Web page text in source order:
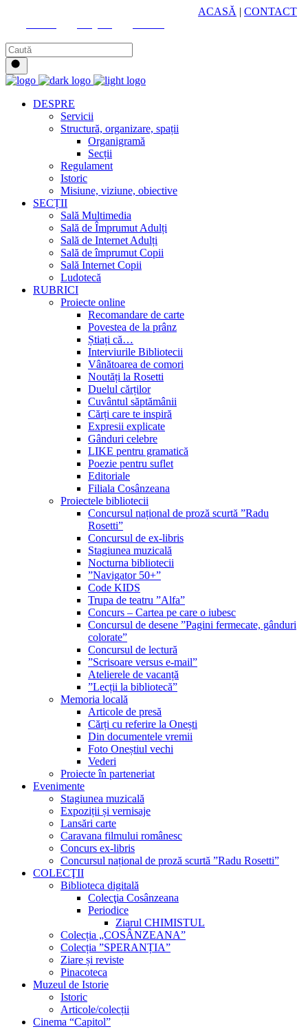
ACASĂ | CONTACT
DESPRE
Servicii
Structură, organizare, spații
Organigramă
Secții
Regulament
Istoric
Misiune, viziune, obiective
SECȚII
Sală Multimedia
Sală de Împrumut Adulți
Sală de Internet Adulți
Sală de împrumut Copii
Sală Internet Copii
Ludotecă
RUBRICI
Proiecte online
Recomandare de carte
Povestea de la prânz
Știați că…
Interviurile Bibliotecii
Vânătoarea de comori
Noutăți la Rosetti
Duelul cărților
Cuvântul săptămânii
Cărți care te inspiră
Expresii explicate
Gânduri celebre
LIKE pentru gramatică
Poezie pentru suflet
Editoriale
Filiala Cosânzeana
Proiectele bibliotecii
Concursul național de proză scurtă ”Radu
Rosetti”
Concursul de ex-libris
Stagiunea muzicală
Nocturna bibliotecii
”Navigator 50+”
Code KIDS
Trupa de teatru ”Alfa”
Concurs – Cartea pe care o iubesc
Concursul de desene ”Pagini fermecate, gânduri
colorate”
Concursul de lectură
”Scrisoare versus e-mail”
Atelierele de vacanță
”Lecții la bibliotecă”
Memoria locală
Articole de presă
Cărți cu referire la Onești
Din documentele vremii
Foto Oneștiul vechi
Vederi
Proiecte în parteneriat
Evenimente
Stagiunea muzicală
Expoziții și vernisaje
Lansări carte
Caravana filmului românesc
Concurs ex-libris
Concursul național de proză scurtă ”Radu Rosetti”
COLECŢII
Biblioteca digitală
Colecţia Cosânzeana
Periodice
Ziarul CHIMISTUL
Colecția „COSÂNZEANA”
Colecția ”SPERANȚIA”
Ziare și reviste
Pinacoteca
Muzeul de Istorie
Istoric
Articole/colecții
Cinema “Capitol”